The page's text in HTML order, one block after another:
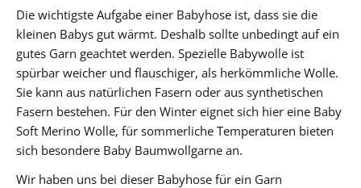
Die wichtigste Aufgabe einer Babyhose ist, dass sie die
kleinen Babys gut wärmt. Deshalb sollte unbedingt auf ein
gutes Garn geachtet werden. Spezielle Babywolle ist
spürbar weicher und flauschiger, als herkömmliche Wolle.
Sie kann aus natürlichen Fasern oder aus synthetischen
Fasern bestehen. Für den Winter eignet sich hier eine Baby
Soft Merino Wolle, für sommerliche Temperaturen bieten
sich besondere Baby Baumwollgarne an.
Wir haben uns bei dieser Babyhose für ein Garn